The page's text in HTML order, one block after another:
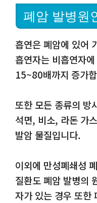
폐암 발병원
흡연은 폐암에 있어
흡연자는 비흡연자
15~80배까지 증가
또한 모든 종류의 방
석면, 비소, 라돈 가
발암 물질입니다.
이외에 만성폐쇄성
질환도 폐암 발병의
자가 있는 경우 또한